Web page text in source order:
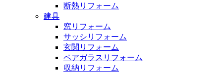
断熱リフォーム
建具
窓リフォーム
サッシリフォーム
玄関リフォーム
ペアガラスリフォーム
収納リフォーム